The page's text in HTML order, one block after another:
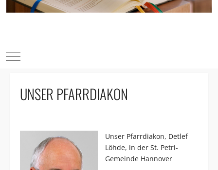
Mobile Menu Toggle
UNSER PFARRDIAKON
Unser Pfarrdiakon, Detlef
Löhde, in der St. Petri-
Gemeinde Hannover